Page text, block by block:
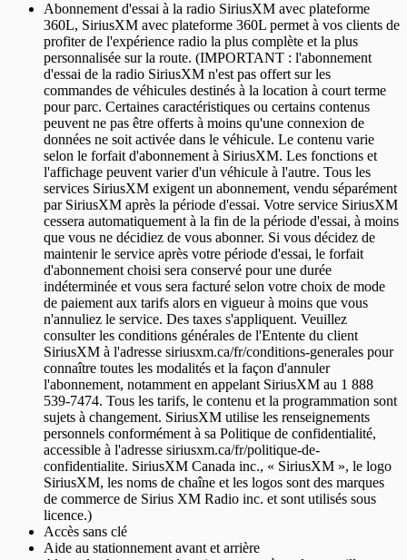
Abonnement d'essai à la radio SiriusXM avec plateforme
360L, SiriusXM avec plateforme 360L permet à vos clients de
profiter de l'expérience radio la plus complète et la plus
personnalisée sur la route. (IMPORTANT : l'abonnement
d'essai de la radio SiriusXM n'est pas offert sur les
commandes de véhicules destinés à la location à court terme
pour parc. Certaines caractéristiques ou certains contenus
peuvent ne pas être offerts à moins qu'une connexion de
données ne soit activée dans le véhicule. Le contenu varie
selon le forfait d'abonnement à SiriusXM. Les fonctions et
l'affichage peuvent varier d'un véhicule à l'autre. Tous les
services SiriusXM exigent un abonnement, vendu séparément
par SiriusXM après la période d'essai. Votre service SiriusXM
cessera automatiquement à la fin de la période d'essai, à moins
que vous ne décidiez de vous abonner. Si vous décidez de
maintenir le service après votre période d'essai, le forfait
d'abonnement choisi sera conservé pour une durée
indéterminée et vous sera facturé selon votre choix de mode
de paiement aux tarifs alors en vigueur à moins que vous
n'annuliez le service. Des taxes s'appliquent. Veuillez
consulter les conditions générales de l'Entente du client
SiriusXM à l'adresse siriusxm.ca/fr/conditions-generales pour
connaître toutes les modalités et la façon d'annuler
l'abonnement, notamment en appelant SiriusXM au 1 888
539-7474. Tous les tarifs, le contenu et la programmation sont
sujets à changement. SiriusXM utilise les renseignements
personnels conformément à sa Politique de confidentialité,
accessible à l'adresse siriusxm.ca/fr/politique-de-
confidentialite. SiriusXM Canada inc., « SiriusXM », le logo
SiriusXM, les noms de chaîne et les logos sont des marques
de commerce de Sirius XM Radio inc. et sont utilisés sous
licence.)
Accès sans clé
Aide au stationnement avant et arrière